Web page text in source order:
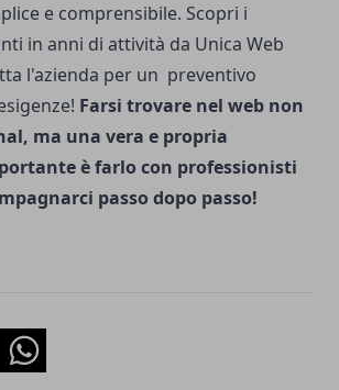
e comprensibile. Scopri i
in anni di attività da Unica Web
l'azienda per un preventivo
Farsi trovare nel web non
ma una vera e propria
è farlo con professionisti
passo dopo passo!
Whatsapp